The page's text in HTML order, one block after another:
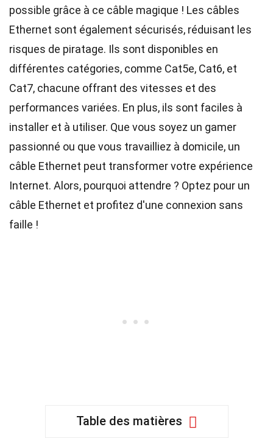
possible grâce à ce câble magique ! Les câbles
Ethernet sont également sécurisés, réduisant les
risques de piratage. Ils sont disponibles en
différentes catégories, comme Cat5e, Cat6, et
Cat7, chacune offrant des vitesses et des
performances variées. En plus, ils sont faciles à
installer et à utiliser. Que vous soyez un gamer
passionné ou que vous travailliez à domicile, un
câble Ethernet peut transformer votre expérience
Internet. Alors, pourquoi attendre ? Optez pour un
câble Ethernet et profitez d'une connexion sans
faille !
Table des matières